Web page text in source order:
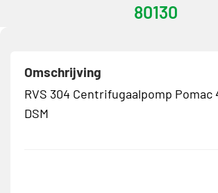
80130
Omschrijving
RVS 304 Centrifugaalpomp Pomac
DSM